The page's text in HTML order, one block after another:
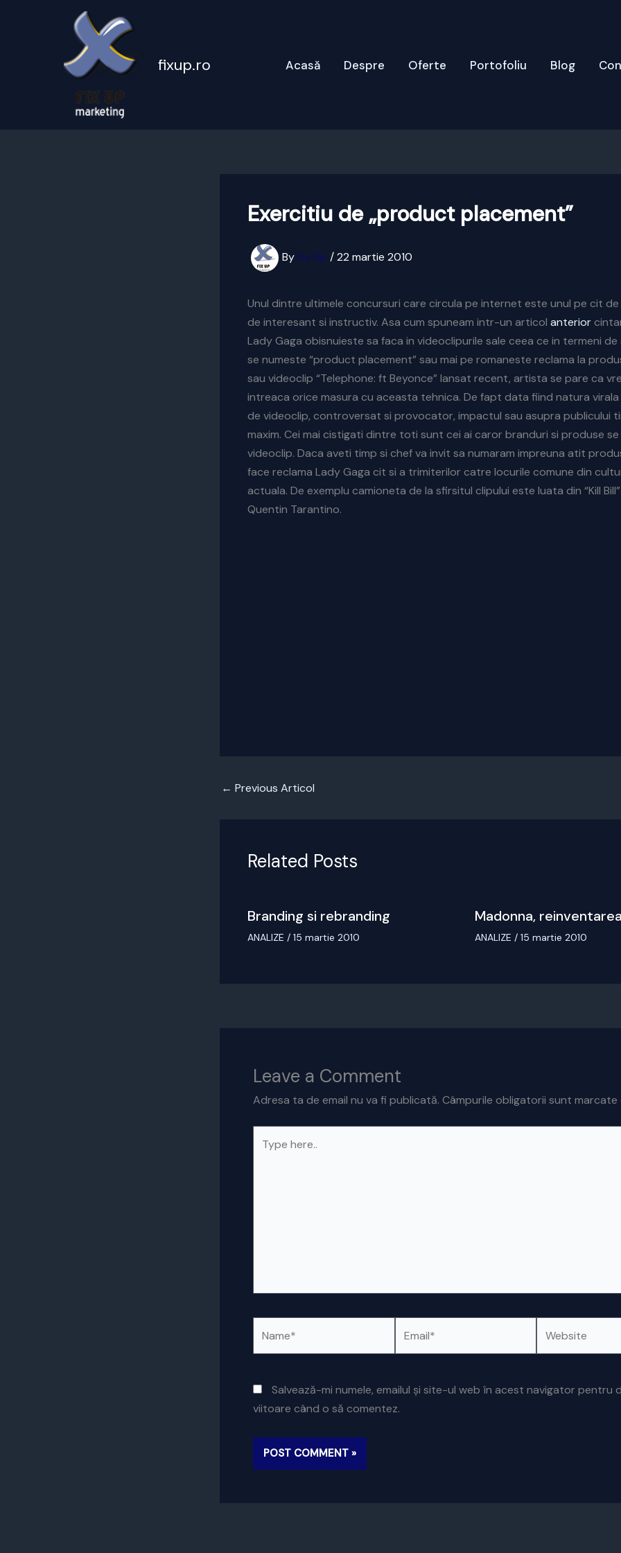
fixup.ro Acasă Despre Oferte Portofoliu Blog
Exercitiu de „product placement”
By Fix Up /22 martie 2010
Unul dintre ultimele concursuri care circula pe internet este unul pe cit
de interesant si instructiv. Asa cum spuneam intr-un articol anterior
Lady Gaga obisnuieste sa faca in videoclipurile sale ceea ce in termeni
se numeste “product placement” sau mai pe romaneste reclama la
sau videoclip “Telephone: ft Beyonce” lansat recent, artista se pare ca
intreaca orice masura cu aceasta tehnica. De fapt data fiind natura
de videoclip, controversat si provocator, impactul sau asupra publicului
maxim. Cei mai cistigati dintre toti sunt cei ai caror branduri si produse se
videoclip. Daca aveti timp si chef va invit sa numaram impreuna atit
face reclama Lady Gaga cit si a trimiterilor catre locurile comune din
actuala. De exemplu camioneta de la sfirsitul clipului este luata din “Kill
Quentin Tarantino.
← Previous Articol
Related Posts
Branding si rebranding
ANALIZE / 15 martie 2010
Madonna,
ANALIZE / 15 martie 2010
Leave a Comment
Adresa ta de email nu va fi publicată. Câmpurile obligatorii sunt
here..
Salvează-mi numele, emailul și site-ul web în acest navigator pentru
viitoare când o să comentez.